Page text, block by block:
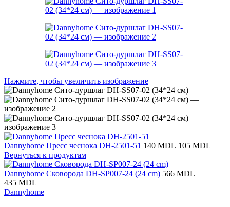
Нажмите, чтобы увеличить изображение
Dannyhome Пресс чеснока DH-2501-51 140MDL 105 MDL
Вернуться к продуктам
Dannyhome Сковорода DH-SP007-24 (24 cm) 566MDL
435 MDL
Dannyhome